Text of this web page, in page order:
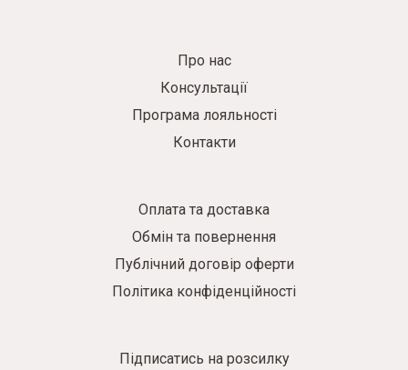
Про нас
Консультації
Програма лояльності
Контакти
Оплата та доставка
Обмін та повернення
Публічний договір оферти
Політика конфіденційності
Підписатись на розсилку